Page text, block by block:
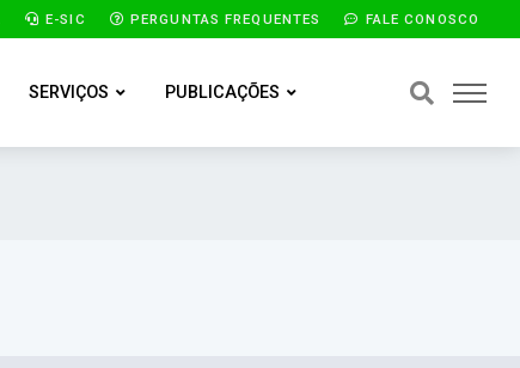
E-SIC PERGUNTAS FREQUENTES FALE CONOSCO
SERVIÇOS PUBLICAÇÕES